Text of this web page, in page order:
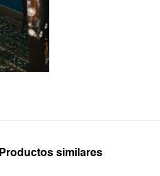
Productos similares